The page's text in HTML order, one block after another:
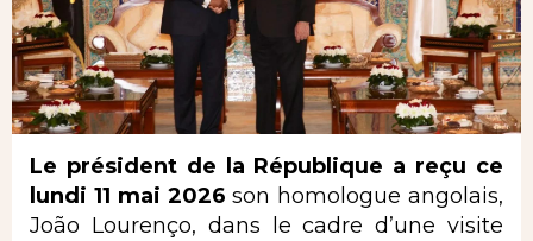
Le président de la République a reçu ce
lundi 11 mai 2026 son homologue angolais,
João Lourenço, dans le cadre d’une visite